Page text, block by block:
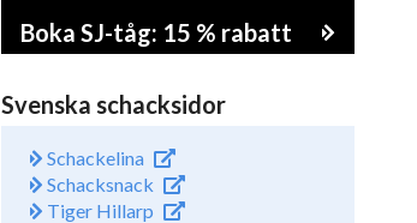
Boka SJ-tåg: 15 % rabatt
Svenska schacksidor
Schackelina
Schacksnack
Tiger Hillarp